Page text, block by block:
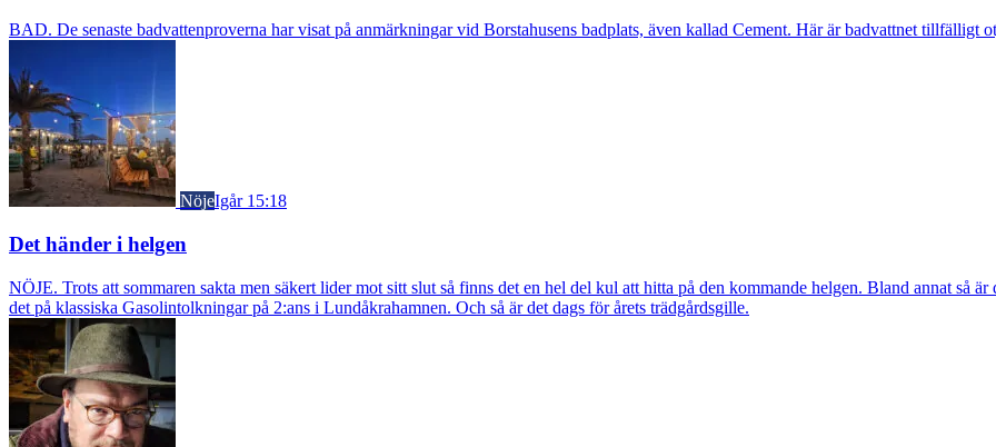
BAD. De senaste badvattenproverna har visat på anmärkningar vid Borstahusens badplats, även kallad Cement. Här är badvattnet tillfälligt
NöjeIgår 15:18
Det händer i helgen
NÖJE. Trots att sommaren sakta men säkert lider mot sitt slut så finns det en hel del kul att hitta på den kommande helgen. Bland annat så
det på klassiska Gasolintolkningar på 2:ans i Lundåkrahamnen. Och så är det dags för årets trädgårdsgille.